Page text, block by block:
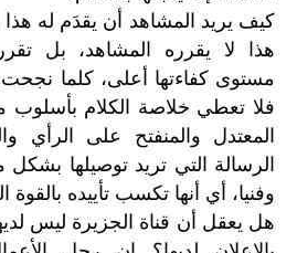
كيف يريد المشاهد أن يقدَم له هذا
هذا لا يقرره المشاهد، بل
مستوى كفاءتها أعلى، كلما
فلا تعطي خلاصة الكلام بأسلوب
المعتدل والمنفتح على الرأي
الرسالة التي تريد توصيلها بشكل
وفنيا، أي أنها تكسب تأييده بالقوة
هل يعقل أن قناة الجزيرة ليس